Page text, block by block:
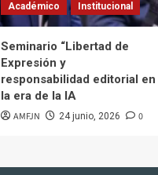
Académico Institucional
Seminario “Libertad de
Expresión y
responsabilidad editorial en
la era de la IA
AMFJN 24 junio, 2026 0